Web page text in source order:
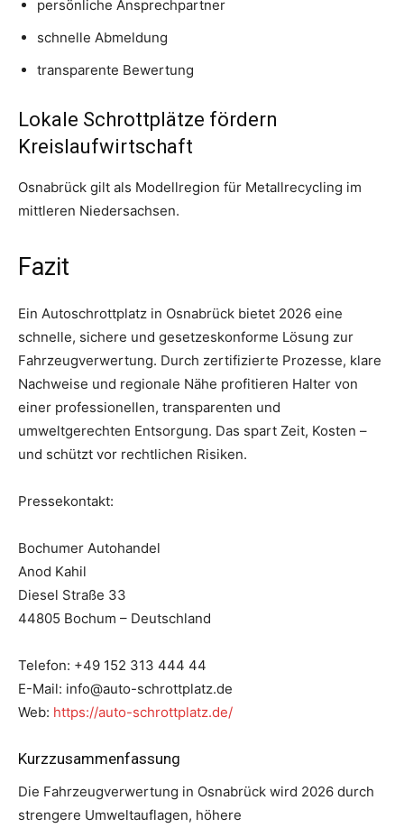
persönliche Ansprechpartner
schnelle Abmeldung
transparente Bewertung
Lokale Schrottplätze fördern
Kreislaufwirtschaft
Osnabrück gilt als Modellregion für Metallrecycling im
mittleren Niedersachsen.
Fazit
Ein Autoschrottplatz in Osnabrück bietet 2026 eine
schnelle, sichere und gesetzeskonforme Lösung zur
Fahrzeugverwertung. Durch zertifizierte Prozesse, klare
Nachweise und regionale Nähe profitieren Halter von
einer professionellen, transparenten und
umweltgerechten Entsorgung. Das spart Zeit, Kosten –
und schützt vor rechtlichen Risiken.
Pressekontakt:
Bochumer Autohandel
Anod Kahil
Diesel Straße 33
44805 Bochum – Deutschland
Telefon: +49 152 313 444 44
E-Mail: info@auto-schrottplatz.de
Web: https://auto-schrottplatz.de/
Kurzzusammenfassung
Die Fahrzeugverwertung in Osnabrück wird 2026 durch
strengere Umweltauflagen, höhere